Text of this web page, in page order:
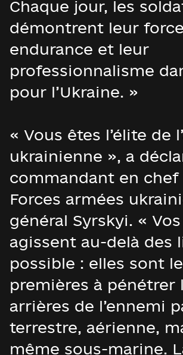
Chaque jour, les
démontrent leur
endurance et leur
professionnalisme
pour l’Ukraine. »
« Vous êtes l’élite de
ukrainienne », a
commandant en chef
Forces armées
général Syrskyi. «
agissent au-delà des
possible : elles sont
premières à pénétrer
arrières de l’ennemi
terrestre, aérienne,
même sous-marine.